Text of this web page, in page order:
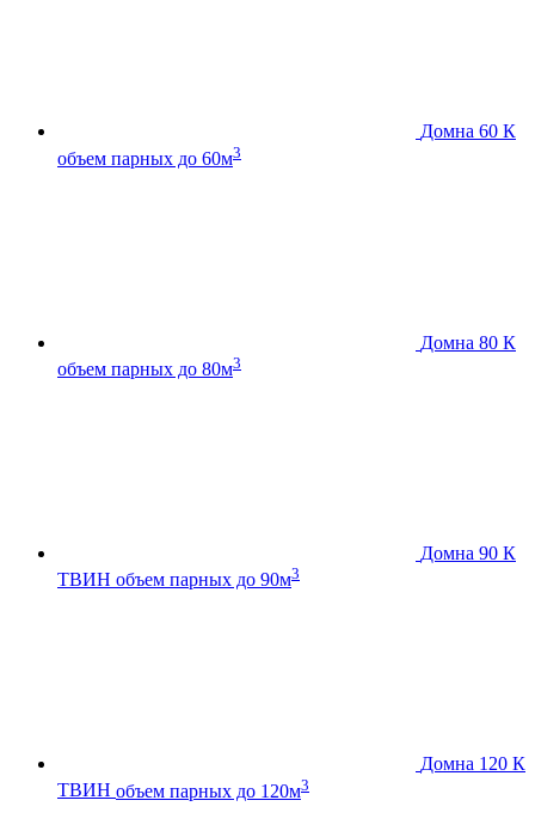
Домна 60 К
объем парных до 60м3
Домна 80 К
объем парных до 80м3
Домна 90 К
ТВИН объем парных до 90м3
Домна 120 К
ТВИН объем парных до 120м3